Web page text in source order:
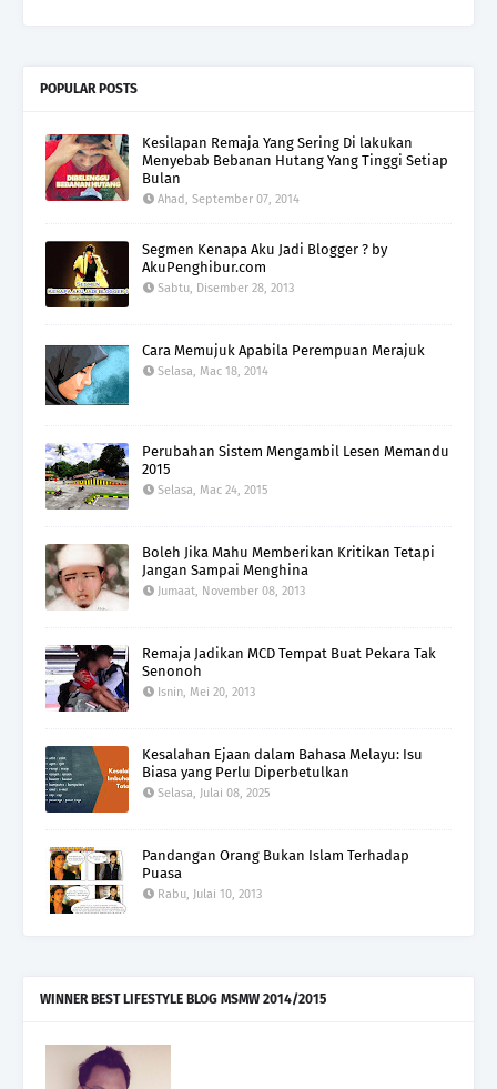
POPULAR POSTS
Kesilapan Remaja Yang Sering Di lakukan
Menyebab Bebanan Hutang Yang Tinggi Setiap
Bulan
Ahad, September 07, 2014
Segmen Kenapa Aku Jadi Blogger ? by
AkuPenghibur.com
Sabtu, Disember 28, 2013
Cara Memujuk Apabila Perempuan Merajuk
Selasa, Mac 18, 2014
Perubahan Sistem Mengambil Lesen Memandu
2015
Selasa, Mac 24, 2015
Boleh Jika Mahu Memberikan Kritikan Tetapi
Jangan Sampai Menghina
Jumaat, November 08, 2013
Remaja Jadikan MCD Tempat Buat Pekara Tak
Senonoh
Isnin, Mei 20, 2013
Kesalahan Ejaan dalam Bahasa Melayu: Isu
Biasa yang Perlu Diperbetulkan
Selasa, Julai 08, 2025
Pandangan Orang Bukan Islam Terhadap
Puasa
Rabu, Julai 10, 2013
WINNER BEST LIFESTYLE BLOG MSMW 2014/2015